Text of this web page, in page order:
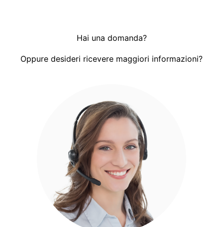
Hai una domanda?
Oppure desideri ricevere maggiori informazioni?